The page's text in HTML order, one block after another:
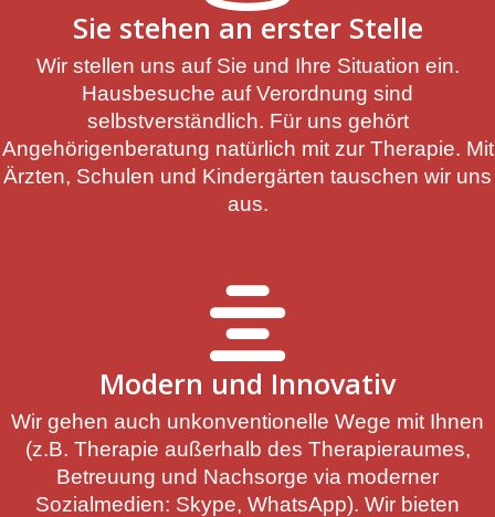
Sie stehen an erster Stelle
Wir stellen uns auf Sie und Ihre Situation ein.
Hausbesuche auf Verordnung sind
selbstverständlich. Für uns gehört
Angehörigenberatung natürlich mit zur Therapie. Mit
Ärzten, Schulen und Kindergärten tauschen wir uns
aus.
Modern und Innovativ
Wir gehen auch unkonventionelle Wege mit Ihnen
(z.B. Therapie außerhalb des Therapieraumes,
Betreuung und Nachsorge via moderner
Sozialmedien: Skype, WhatsApp). Wir bieten